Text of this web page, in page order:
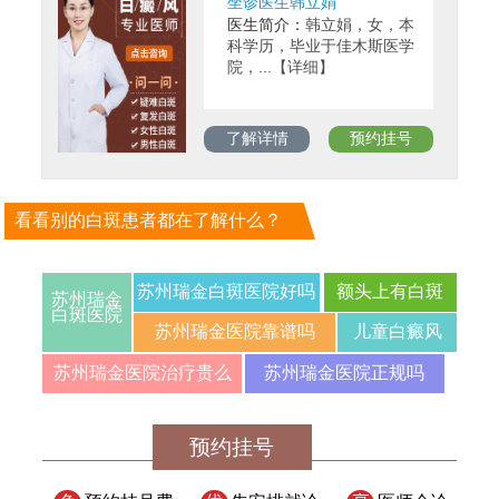
医生简介： 韩立娟，女，本
科学历，毕业于佳木斯医学
院，...【详细】
了解详情 预约挂号
看看别的白斑患者都在了解什么？
苏州瑞金
白斑医院
苏州瑞金白斑医院好吗 额头上有白斑
苏州瑞金医院靠谱吗 儿童白癜风
苏州瑞金医院治疗贵么 苏州瑞金医院正规吗
预约挂号